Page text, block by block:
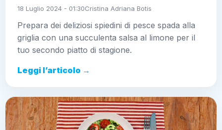
18 Luglio 2024 - 01:30Cristina Adriana Botis
Prepara dei deliziosi spiedini di pesce spada alla
griglia con una succulenta salsa al limone per il
tuo secondo piatto di stagione.
Leggi l’articolo →